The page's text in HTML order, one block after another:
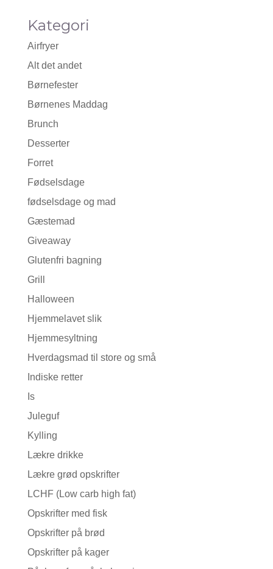
Kategori
Airfryer
Alt det andet
Børnefester
Børnenes Maddag
Brunch
Desserter
Forret
Fødselsdage
fødselsdage og mad
Gæstemad
Giveaway
Glutenfri bagning
Grill
Halloween
Hjemmelavet slik
Hjemmesyltning
Hverdagsmad til store og små
Indiske retter
Is
Juleguf
Kylling
Lækre drikke
Lækre grød opskrifter
LCHF (Low carb high fat)
Opskrifter med fisk
Opskrifter på brød
Opskrifter på kager